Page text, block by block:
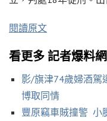
閱讀原文
看更多 記者爆料
影/旗津74歲婦酒駕
博取同情
豐原竊車賊撞警 小